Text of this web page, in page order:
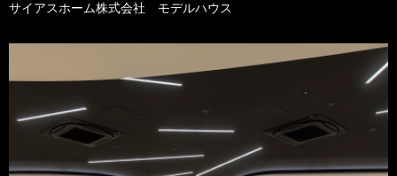
サイアスホーム株式会社 モデルハウス